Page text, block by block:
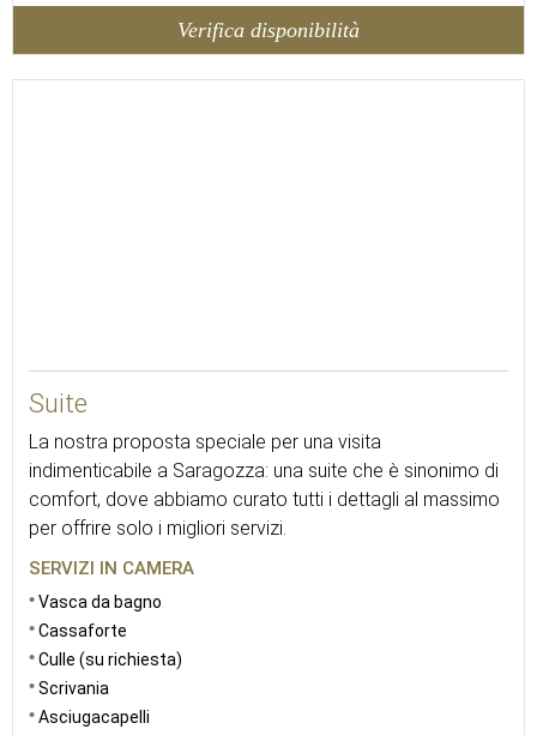
Verifica disponibilità
Suite
La nostra proposta speciale per una visita
indimenticabile a Saragozza: una suite che è sinonimo di
comfort, dove abbiamo curato tutti i dettagli al massimo
per offrire solo i migliori servizi.
SERVIZI IN CAMERA
Vasca da bagno
Cassaforte
Culle (su richiesta)
Scrivania
Asciugacapelli